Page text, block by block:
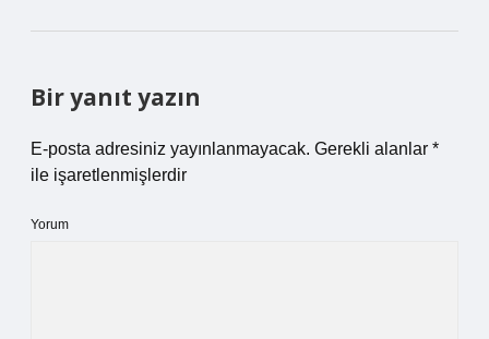
Bir yanıt yazın
E-posta adresiniz yayınlanmayacak. Gerekli alanlar *
ile işaretlenmişlerdir
Yorum